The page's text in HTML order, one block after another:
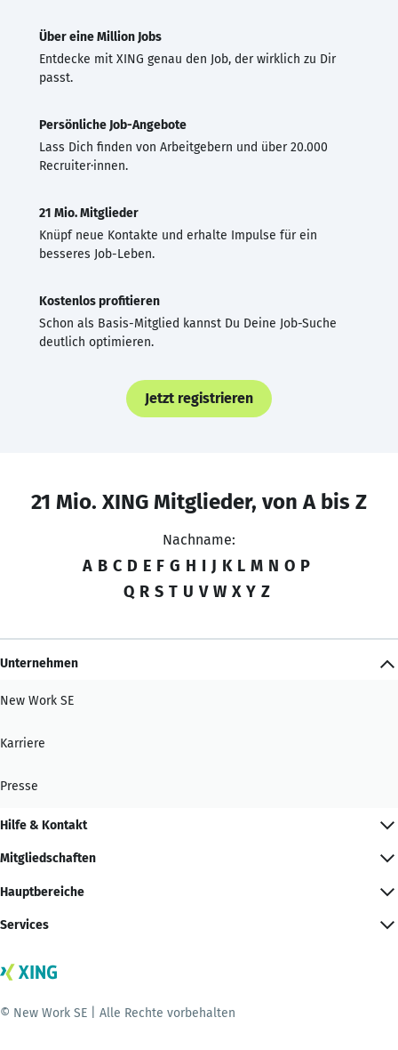
Über eine Million Jobs
Entdecke mit XING genau den Job, der wirklich zu Dir
passt.
Persönliche Job-Angebote
Lass Dich finden von Arbeitgebern und über 20.000
Recruiter·innen.
21 Mio. Mitglieder
Knüpf neue Kontakte und erhalte Impulse für ein
besseres Job-Leben.
Kostenlos profitieren
Schon als Basis-Mitglied kannst Du Deine Job-Suche
deutlich optimieren.
Jetzt registrieren
21 Mio. XING Mitglieder, von A bis Z
Nachname:
A B C D E F G H I J K L M N O P
Q R S T U V W X Y Z
Unternehmen
New Work SE
Karriere
Presse
Hilfe & Kontakt
Mitgliedschaften
Hauptbereiche
Services
© New Work SE | Alle Rechte vorbehalten